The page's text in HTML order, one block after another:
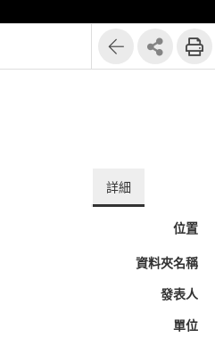
詳細
位置
資料夾名稱
發表人
單位